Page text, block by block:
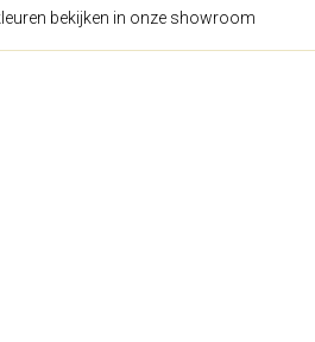
bekijken in onze showroom